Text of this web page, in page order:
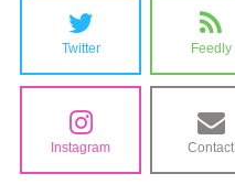
Twitter Feedly
Instagram Contact